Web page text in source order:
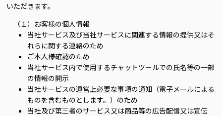
いただきます。
（１）お客様の個人情報
当社サービス及び当社サービスに関連する情報の提供又はそ
れらに関する連絡のため
ご本人様確認のため
当社サービス内で使用するチャットツールでの氏名等の一部
の情報の開示
当社サービスの運営上必要な事項の通知（電子メールによる
ものを含むものとします。）のため
当社及び第三者のサービス又は商品等の広告配信又は宣伝